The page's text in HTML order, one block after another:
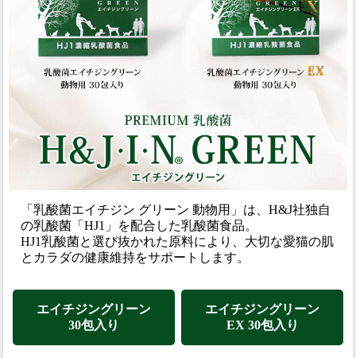
「乳酸菌エイチジン グリーン 動物用」は、H&J社独自
の乳酸菌「HJ1」を配合した乳酸菌食品。
HJ1乳酸菌と選び抜かれた原料により、大切な愛猫の肌
とカラダの健康維持をサポートします。
エイチジングリーン
30包入り
エイチジングリーン
EX 30包入り